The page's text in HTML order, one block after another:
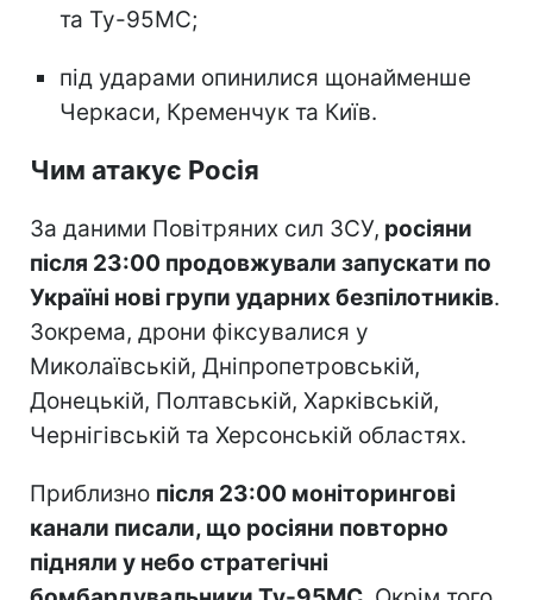
та Ту-95МС;
під ударами опинилися щонайменше
Черкаси, Кременчук та Київ.
Чим атакує Росія
За даними Повітряних сил ЗСУ, росіяни
після 23:00 продовжували запускати по
Україні нові групи ударних безпілотників.
Зокрема, дрони фіксувалися у
Миколаївській, Дніпропетровській,
Донецькій, Полтавській, Харківській,
Чернігівській та Херсонській областях.
Приблизно після 23:00 моніторингові
канали писали, що росіяни повторно
підняли у небо стратегічні